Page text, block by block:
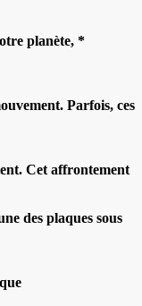
planète, *
Parfois, ces
Cet affrontement
des plaques sous